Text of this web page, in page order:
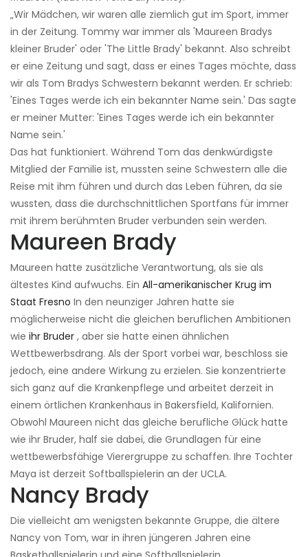
„Wir Mädchen, wir waren alle ziemlich gut im Sport, immer
in der Zeitung. Tommy war immer als 'Maureen Bradys
kleiner Bruder' oder 'The Little Brady' bekannt. Also schreibt
er eine Zeitung und sagt, dass er eines Tages möchte, dass
wir als Tom Bradys Schwestern bekannt werden. Er schrieb:
'Eines Tages werde ich ein bekannter Name sein.' Das sagte
er meiner Mutter: 'Eines Tages werde ich ein bekannter
Name sein.'
Das hat funktioniert. Während Tom das denkwürdigste
Mitglied der Familie ist, mussten seine Schwestern alle die
Reise mit ihm führen und durch das Leben führen, da sie
wussten, dass die durchschnittlichen Sportfans für immer
mit ihrem berühmten Bruder verbunden sein werden.
Maureen Brady
Maureen hatte zusätzliche Verantwortung, als sie als
ältestes Kind aufwuchs. Ein All-amerikanischer Krug im
Staat Fresno In den neunziger Jahren hatte sie
möglicherweise nicht die gleichen beruflichen Ambitionen
wie ihr Bruder , aber sie hatte einen ähnlichen
Wettbewerbsdrang. Als der Sport vorbei war, beschloss sie
jedoch, eine andere Wirkung zu erzielen. Sie konzentrierte
sich ganz auf die Krankenpflege und arbeitet derzeit in
einem örtlichen Krankenhaus in Bakersfield, Kalifornien.
Obwohl Maureen nicht das gleiche berufliche Glück hatte
wie ihr Bruder, half sie dabei, die Grundlagen für eine
wettbewerbsfähige Vierergruppe zu schaffen. Ihre Tochter
Maya ist derzeit Softballspielerin an der UCLA.
Nancy Brady
Die vielleicht am wenigsten bekannte Gruppe, die ältere
Nancy von Tom, war in ihren jüngeren Jahren eine